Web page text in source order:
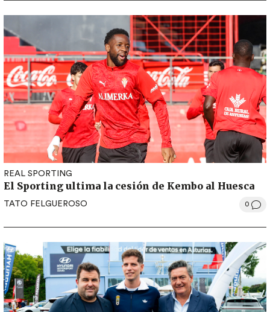
REAL SPORTING
El Sporting ultima la cesión de Kembo al Huesca
TATO FELGUEROSO 0